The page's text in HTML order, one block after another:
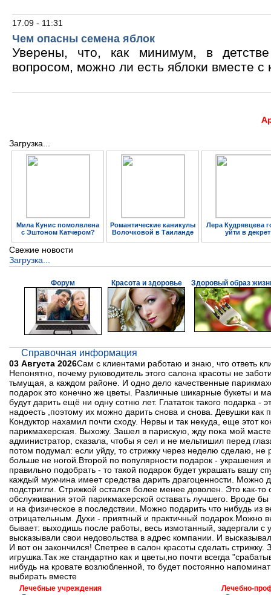
17.09 - 11:31
Чем опасны семена яблок
Уверены, что, как минимум, в
вопросом, можно ли есть яблоки вместе с
Загрузка...
Мила Кунис помолвлена
с Эштоном Катчером?
Романтические каникулы
Волочковой в Таиланде
Лера Кудрявцева
уйти в декрет
Свежие новости
Загрузка...
Форум Красота и здоровье Здоровый образ
Справочная информация
03 Августа 2026Сам с клиентами работаю и знаю, что ответь
Непонятно, почему руководитель этого салона красоты не
тьмущая, а каждом районе. И одно дело качественные
подарок это конечно же цветы. Различные шикарные букеты и
будут дарить ещё ни одну сотню лет. Глататок такого подарка
надоесть ,поэтому их можно дарить снова и снова. Девушки
Кондуктор нахамил почти сходу. Нервы и так некуда, еще этот
парикмахерская. Выхожу. Зашел в парискую, жду пока мой
администратор, сказала, чтобы я сел и не мельтишил перед
потом подумал: если уйду, то стрижку через неделю сделаю,
больше не ногой.Второй по популярности подарок - украшения
правильно подобрать - то такой подарок будет украшать вашу
каждый мужчина имеет средства дарить драгоценности.
подстригли. Стрижкой остался более менее доволен. Это как-
обслуживания этой парикмахерской оставать лучшего. Вроде
и на физическое в последствии. Можно подарить что нибудь
отрицательным. Духи - приятный и практичный подарок.Можно
бывает: выходишь после работы, весь измотанный, задергали с
высказывали свои недовольства в адрес компании. И
И вот он закончился! Спетрее в салон красоты сделать
игрушка.Так же стандартно как и цветы,но почти всегда
нибудь на кровате возлюбленной, то будет постоянно
выбирать вместе
Лечебные учреждения Лечебно-